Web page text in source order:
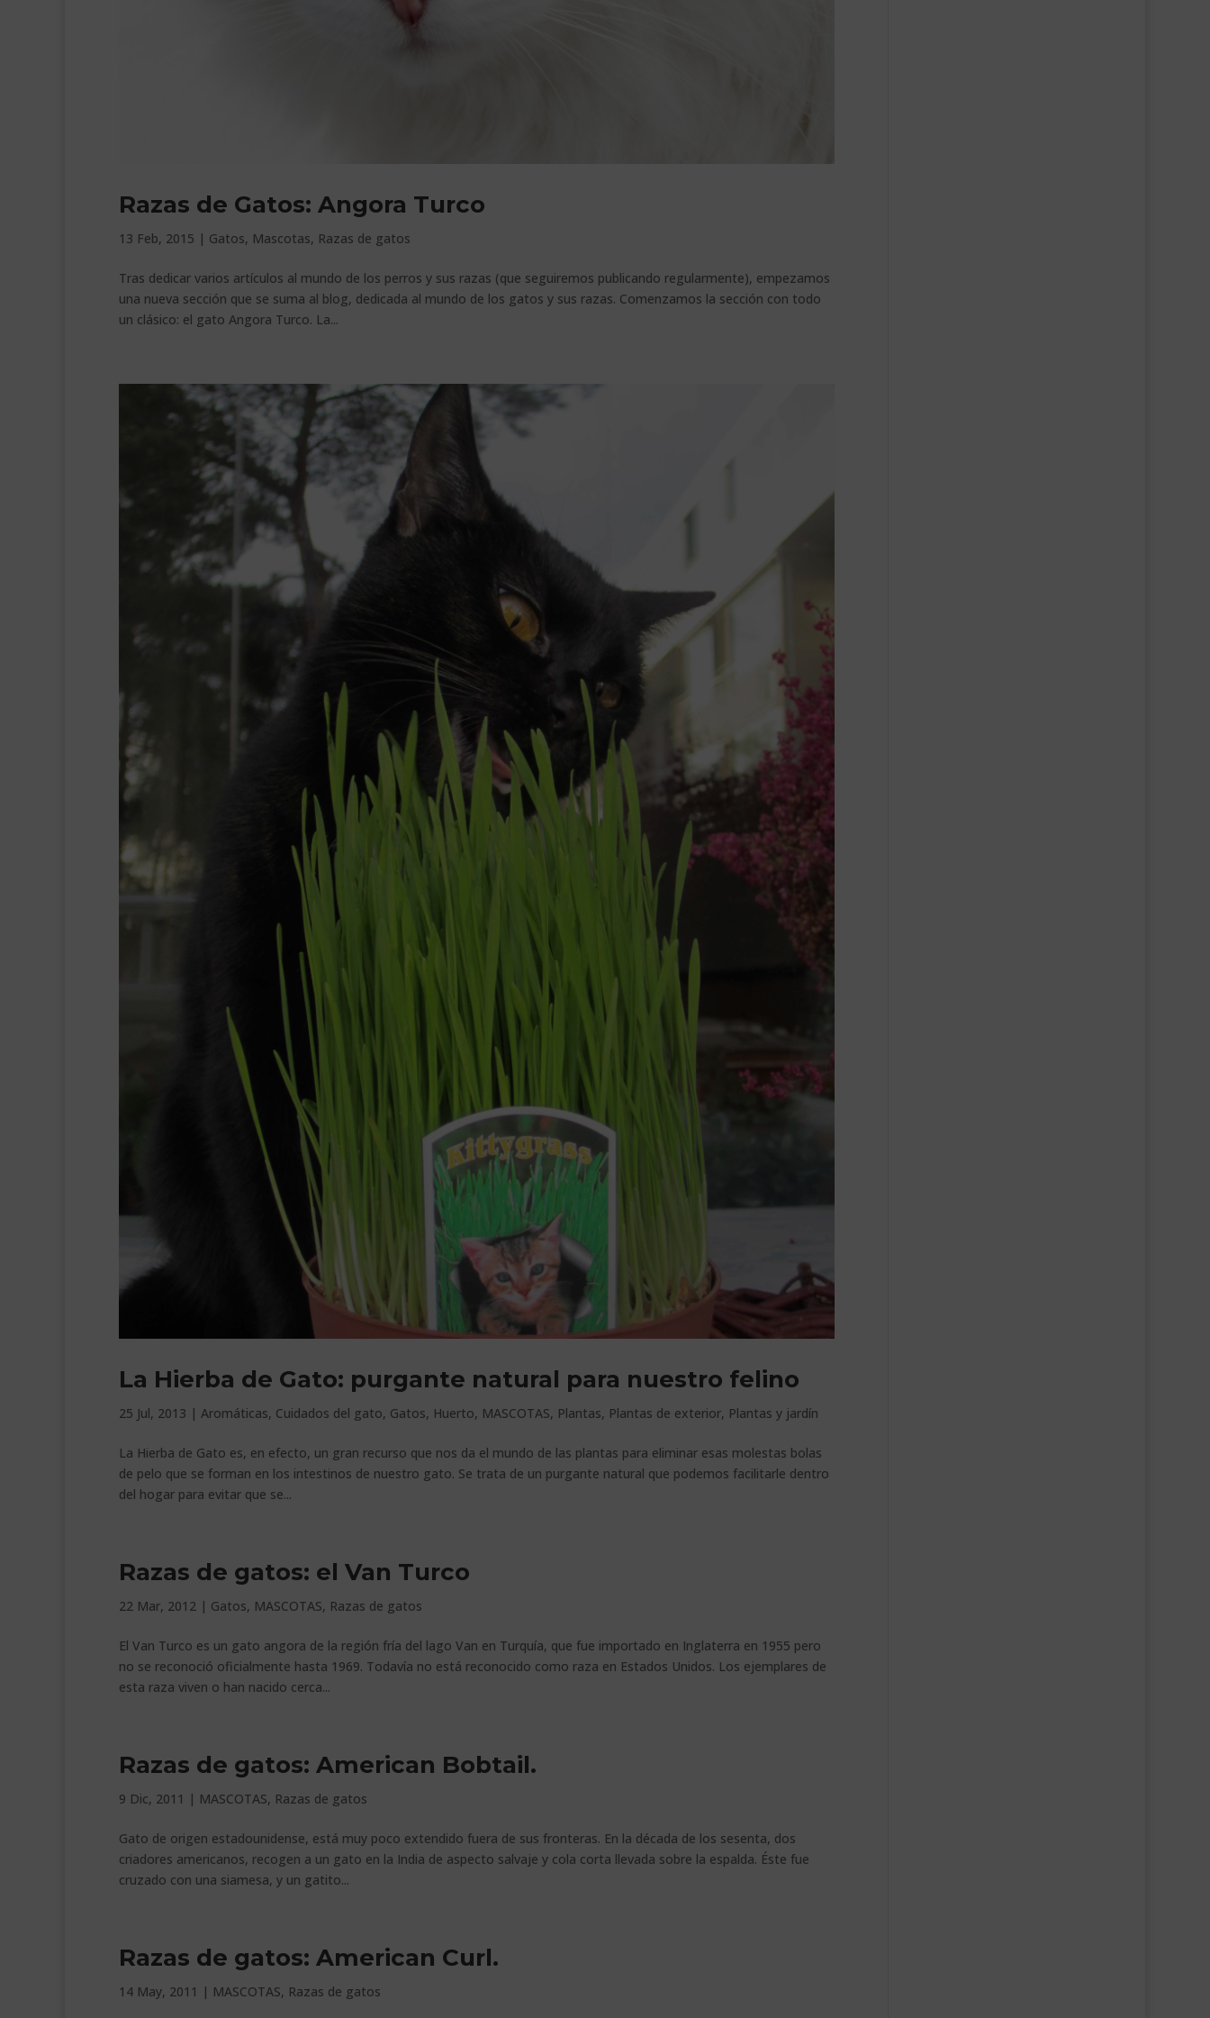
Razas de Gatos: Angora Turco
13 Feb, 2015 | Gatos, Mascotas, Razas de gatos
Tras dedicar varios artículos al mundo de los perros y sus razas (que seguiremos publicando regularmente), empezamos
una nueva sección que se suma al blog, dedicada al mundo de los gatos y sus razas. Comenzamos la sección con todo
un clásico: el gato Angora Turco. La...
La Hierba de Gato: purgante natural para nuestro felino
25 Jul, 2013 | Aromáticas, Cuidados del gato, Gatos, Huerto, MASCOTAS, Plantas, Plantas de exterior, Plantas y jardín
La Hierba de Gato es, en efecto, un gran recurso que nos da el mundo de las plantas para eliminar esas molestas bolas
de pelo que se forman en los intestinos de nuestro gato. Se trata de un purgante natural que podemos facilitarle dentro
del hogar para evitar que se...
Razas de gatos: el Van Turco
22 Mar, 2012 | Gatos, MASCOTAS, Razas de gatos
El Van Turco es un gato angora de la región fría del lago Van en Turquía, que fue importado en Inglaterra en 1955 pero
no se reconoció oficialmente hasta 1969. Todavía no está reconocido como raza en Estados Unidos. Los ejemplares de
esta raza viven o han nacido cerca...
Razas de gatos: American Bobtail.
9 Dic, 2011 | MASCOTAS, Razas de gatos
Gato de origen estadounidense, está muy poco extendido fuera de sus fronteras. En la década de los sesenta, dos
criadores americanos, recogen a un gato en la India de aspecto salvaje y cola corta llevada sobre la espalda. Éste fue
cruzado con una siamesa, y un gatito...
Razas de gatos: American Curl.
14 May, 2011 | MASCOTAS, Razas de gatos